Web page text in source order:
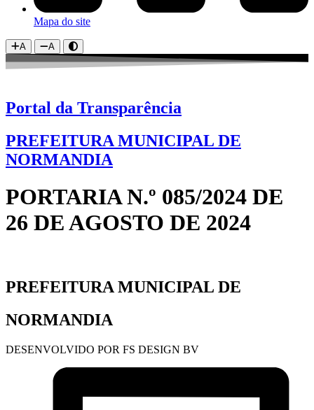
Mapa do site
A A
Portal da Transparência
PREFEITURA MUNICIPAL DE
NORMANDIA
PORTARIA N.º 085/2024 DE
26 DE AGOSTO DE 2024
PREFEITURA MUNICIPAL DE
NORMANDIA
DESENVOLVIDO POR FS DESIGN BV